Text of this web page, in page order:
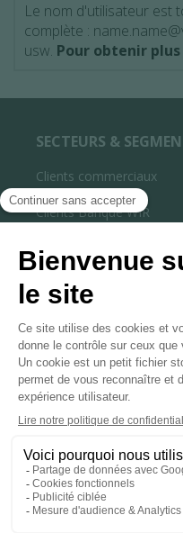
Le nom d'utilisateur est
complète :
usw. Pour obtenir
SECTEURS &
Clients commerciaux
Clients privés
Clients Banque WIR
Wholesale
AIDE & SUPPORT
Aide & support
Etat des services
Contact
ACCÈS DIRECT
Espace clients
Espace partenaires